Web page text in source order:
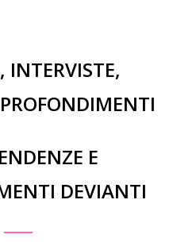
INTERVISTE,
E
DEVIANTI